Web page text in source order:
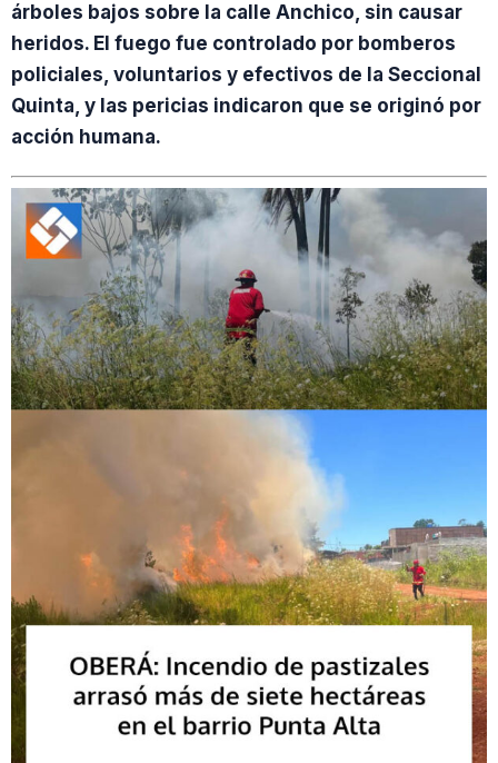
árboles bajos sobre la calle Anchico, sin causar
heridos. El fuego fue controlado por bomberos
policiales, voluntarios y efectivos de la Seccional
Quinta, y las pericias indicaron que se originó por
acción humana.